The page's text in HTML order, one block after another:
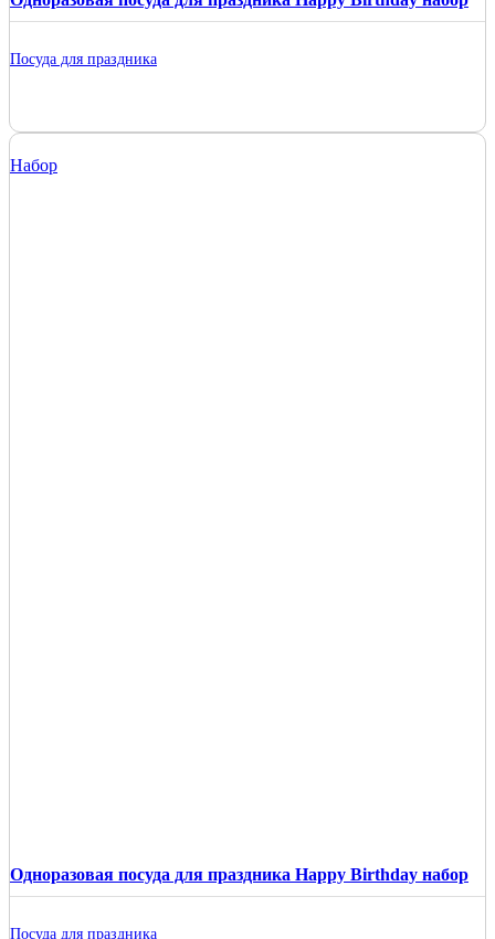
Посуда для праздника
Набор
Одноразовая посуда для праздника Happy Birthday набор
Посуда для праздника